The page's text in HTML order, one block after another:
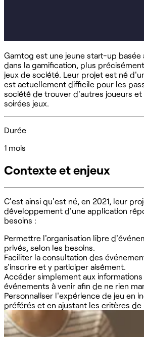
Gamtog est une jeune start-up basée
dans la gamification, plus
jeux de société. Leur projet est né
est actuellement difficile pour les
société de trouver d'autres joueurs et
soirées jeux.
Durée
1 mois
Contexte et enjeux
C'est ainsi qu'est né, en 2021, leur
développement d'une application
besoins :
Permettre l'organisation libre
privés, selon les besoins.
Faciliter la consultation des
s'inscrire et y participer aisément.
Accéder simplement aux
événements à venir afin de ne rien
Personnaliser l'expérience de jeu en
préférés et en ajustant les critères de